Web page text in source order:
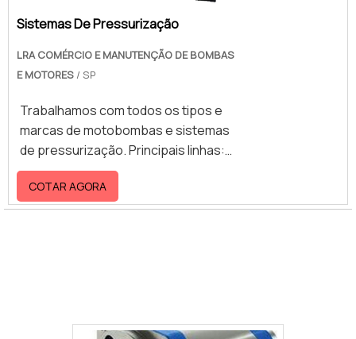
Sistemas De Pressurização
LRA COMÉRCIO E MANUTENÇÃO DE BOMBAS
E MOTORES / SP
Trabalhamos com todos os tipos e
marcas de motobombas e sistemas
de pressurização. Principais linhas:
Centrífuga, incêndio, Submersíveis,
Monoestágio, multiestágio,
pressurizadoras e de piscina
COTAR AGORA